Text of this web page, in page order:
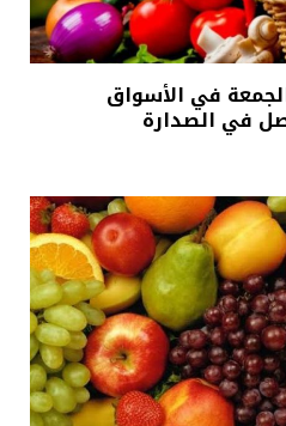
في الأسواق
في الصدارة